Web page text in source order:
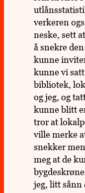
ver­ke­ren
neske, sett
å snekre
kunne
kunne vi
biblio­tek,
og jeg, og
kunne blitt
tror at
ville merke
snek­ker
meg at de
jeg, litt sånn